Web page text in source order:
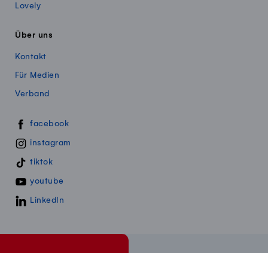
Lovely
Über uns
Kontakt
Für Medien
Verband
Swissmillk auf Social Media
facebook
instagram
tiktok
youtube
LinkedIn